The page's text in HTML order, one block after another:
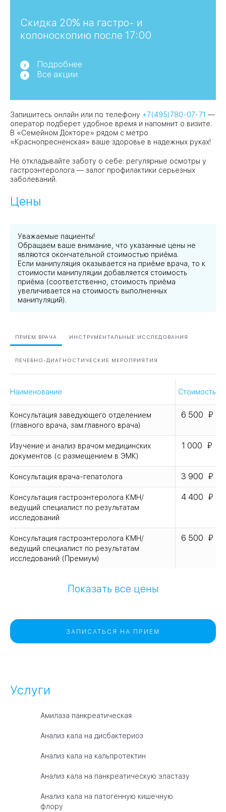
Скидка 20% на гастро- и
колоноскопию после 17:00
Подробнее
Все акции
Запишитесь онлайн или по телефону +7(495)780-07-71 —
оператор подберет удобное время и напомнит о визите.
В «Семейном Докторе» рядом с метро
«Краснопресненская» ваше здоровье в надежных руках!
Не откладывайте заботу о себе: регулярные осмотры у
гастроэнтеролога — залог профилактики серьезных
заболеваний.
Цены
Уважаемые пациенты!
Обращаем ваше внимание, что указанные цены не
являются окончательной стоимостью приёма.
Если манипуляция оказывается на приёме врача, то к
стоимости манипуляции добавляется стоимость
приёма (соответственно, стоимость приёма
увеличивается на стоимость выполненных
манипуляций).
ПРИЕМ ВРАЧА ИНСТРУМЕНТАЛЬНЫЕ ИССЛЕДОВАНИЯ
ЛЕЧЕБНО-ДИАГНОСТИЧЕСКИЕ МЕРОПРИЯТИЯ
Наименование Стоимость
Консультация заведующего отделением
(главного врача, зам.главного врача)
6 500
Изучение и анализ врачом медицинских
документов (с размещением в ЭМК)
1 000
Консультация врача-гепатолога 3 900
Консультация гастроэнтеролога КМН/
ведущий специалист по результатам
исследований
4 400
Консультация гастроэнтеролога КМН/
ведущий специалист по результатам
исследований (Премиум)
6 500
Показать все цены
ЗАПИСАТЬСЯ НА ПРИЕМ
Услуги
Амилаза панкреатическая
Анализ кала на дисбактериоз
Анализ кала на кальпротектин
Анализ кала на панкреатическую эластазу
Анализ кала на патогенную кишечную
флору